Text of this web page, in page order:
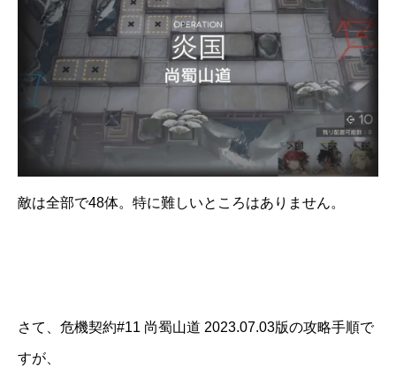
敵は全部で48体。特に難しいところはありません。
さて、危機契約#11 尚蜀山道 2023.07.03版の攻略手順で
すが、